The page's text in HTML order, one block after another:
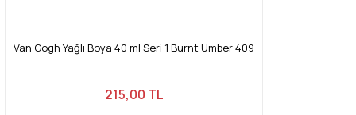
Van Gogh Yağlı Boya 40 ml Seri 1 Burnt Umber 409
215,00 TL